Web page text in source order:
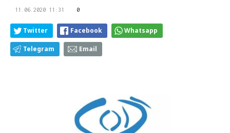
11.06.2020 11:31 0
Twitter Facebook Whatsapp
Telegram Email